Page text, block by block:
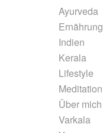
Ayurveda
Ernährung
Indien
Kerala
Lifestyle
Meditation
Über mich
Varkala